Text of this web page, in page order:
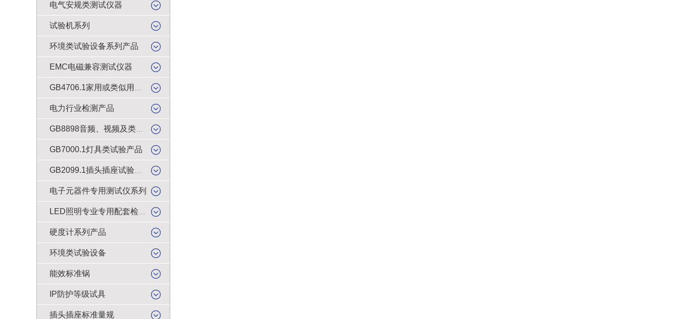
电气安规类测试仪器
试验机系列
环境类试验设备系列产品
EMC电磁兼容测试仪器
电力行业检测产品
GB7000.1灯具类试验产品
电子元器件专用测试仪系列
硬度计系列产品
环境类试验设备
能效标准锅
IP防护等级试具
插头插座标准量规